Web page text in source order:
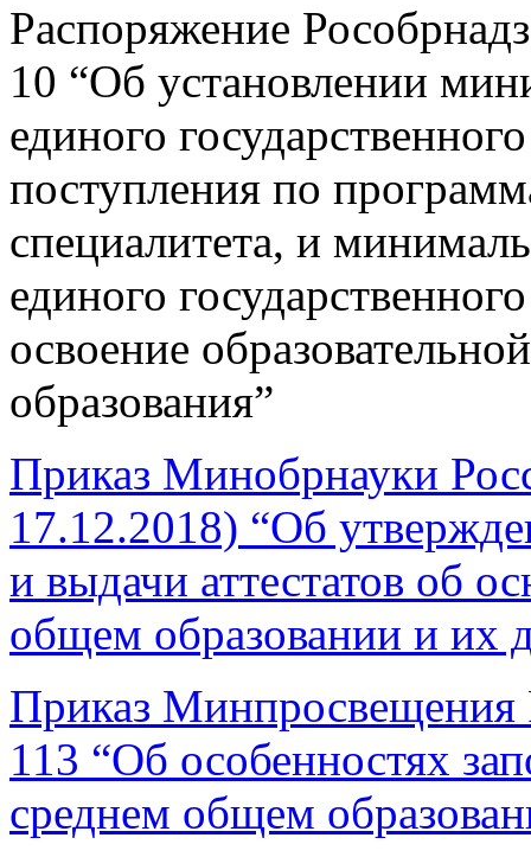
Распоряжение
10 “Об установлении
единого
поступления по
специалитета, и
единого
освоение
образования”
Приказ Минобрнауки
17.12.2018) “Об
и выдачи аттестатов об
общем образовании и их
Приказ
113 “Об особенностях
среднем общем